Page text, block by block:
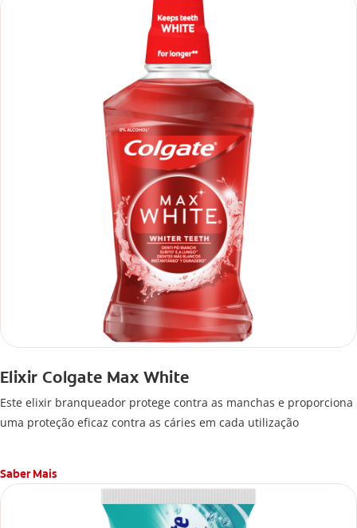
Elixir Colgate Max White
Este elixir branqueador protege contra as manchas e proporciona
uma proteção eficaz contra as cáries em cada utilização
Saber Mais